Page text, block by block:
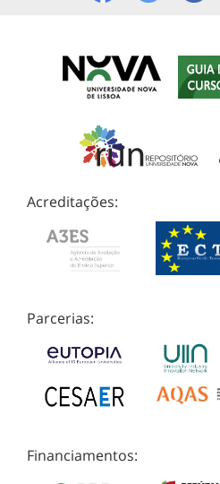
Acreditações:
Parcerias:
Financiamentos: